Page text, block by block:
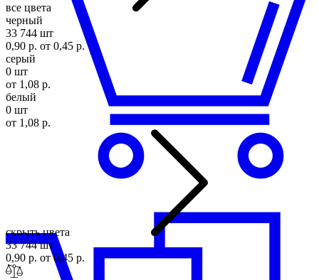
все цвета
черный
33 744 шт
0,90 р. от 0,45 р.
серый
0 шт
от 1,08 р.
белый
0 шт
от 1,08 р.
скрыть цвета
33 744 шт
0,90 р. от 0,45 р.